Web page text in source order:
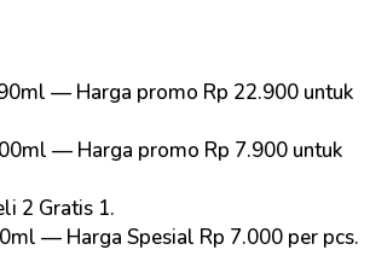
— Harga promo Rp 22.900 untuk
— Harga promo Rp 7.900 untuk
2 Gratis 1.
— Harga Spesial Rp 7.000 per pcs.